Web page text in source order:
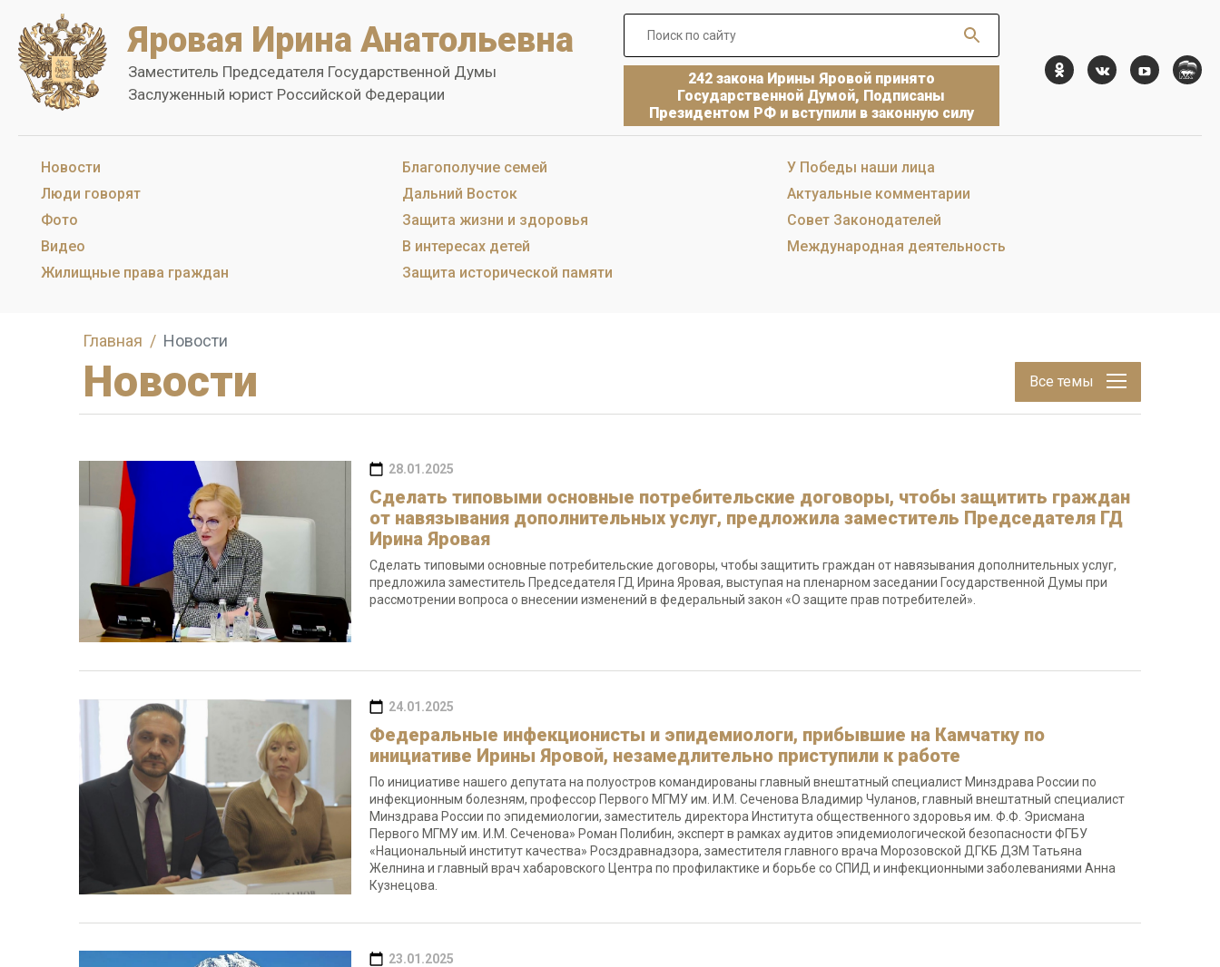
Яровая Ирина Анатольевна
Заместитель Председателя Государственной Думы
Заслуженный юрист Российской Федерации
242 закона Ирины Яровой принято
Государственной Думой, Подписаны
Президентом РФ и вступили в законную силу
Новости
Люди говорят
Фото
Видео
Жилищные права граждан
Благополучие семей
Дальний Восток
Защита жизни и здоровья
В интересах детей
Защита исторической памяти
У Победы наши лица
Актуальные комментарии
Совет Законодателей
Международная деятельность
Главная Новости
Новости Все темы
28.01.2025
Сделать типовыми основные потребительские договоры, чтобы защитить граждан
от навязывания дополнительных услуг, предложила заместитель Председателя ГД
Ирина Яровая
Сделать типовыми основные потребительские договоры, чтобы защитить граждан от навязывания дополнительных услуг,
предложила заместитель Председателя ГД Ирина Яровая, выступая на пленарном заседании Государственной Думы при
рассмотрении вопроса о внесении изменений в федеральный закон «О защите прав потребителей».
24.01.2025
Федеральные инфекционисты и эпидемиологи, прибывшие на Камчатку по
инициативе Ирины Яровой, незамедлительно приступили к работе
По инициативе нашего депутата на полуостров командированы главный внештатный специалист Минздрава России по
инфекционным болезням, профессор Первого МГМУ им. И.М. Сеченова Владимир Чуланов, главный внештатный специалист
Минздрава России по эпидемиологии, заместитель директора Института общественного здоровья им. Ф.Ф. Эрисмана
Первого МГМУ им. И.М. Сеченова» Роман Полибин, эксперт в рамках аудитов эпидемиологической безопасности ФГБУ
«Национальный институт качества» Росздравнадзора, заместителя главного врача Морозовской ДГКБ ДЗМ Татьяна
Желнина и главный врач хабаровского Центра по профилактике и борьбе со СПИД и инфекционными заболеваниями Анна
Кузнецова.
23.01.2025